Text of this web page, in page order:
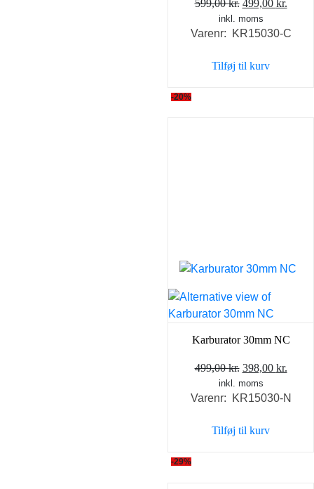
599,00kr. Den
oprindelige
pris
599,00 kr..
499,00 kr.
pris
inkl. moms
Varenr: KR15030-C
Tilføj til kurv
-20%
Karburator 30mm NC
499,00kr. Den
oprindelige
pris
499,00 kr..
398,00 kr.
pris
inkl. moms
Varenr: KR15030-N
Tilføj til kurv
-29%